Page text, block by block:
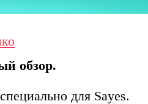
обзор.
для Sayes.